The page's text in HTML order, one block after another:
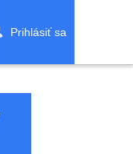
Prihlásiť sa